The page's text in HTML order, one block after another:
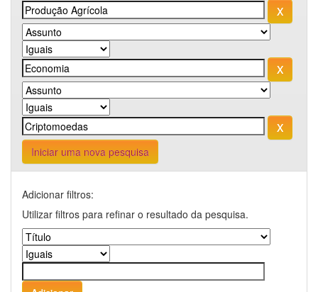
Iniciar uma nova pesquisa
Adicionar filtros:
Utilizar filtros para refinar o resultado da pesquisa.